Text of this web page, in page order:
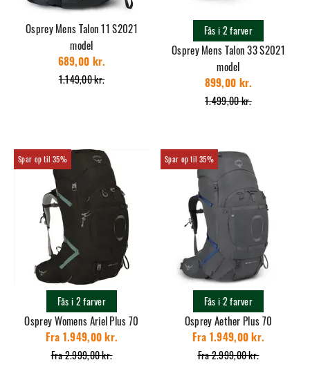
Osprey Mens Talon 11 S2021
model
1.149,00 kr.
689,00 kr.
Osprey Mens Talon 33 S2021
model
1.499,00 kr.
899,00 kr.
Fås i 2 farver
35%
Osprey Womens Ariel Plus 70
Fra 2.999,00 kr.
Fra 1.949,00 kr.
Fås i 2 farver
35%
Osprey Aether Plus 70
Fra 2.999,00 kr.
Fra 1.949,00 kr.
Fås i 2 farver